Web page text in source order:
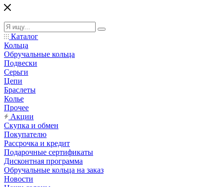
Каталог
Кольца
Обручальные кольца
Подвески
Серьги
Цепи
Браслеты
Колье
Прочее
Акции
Скупка и обмен
Покупателю
Рассрочка и кредит
Подарочные сертификаты
Дисконтная программа
Обручальные кольца на заказ
Новости